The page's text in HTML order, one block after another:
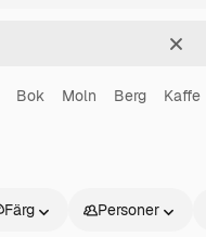
Bok Moln Berg Kaffe
Färg Personer